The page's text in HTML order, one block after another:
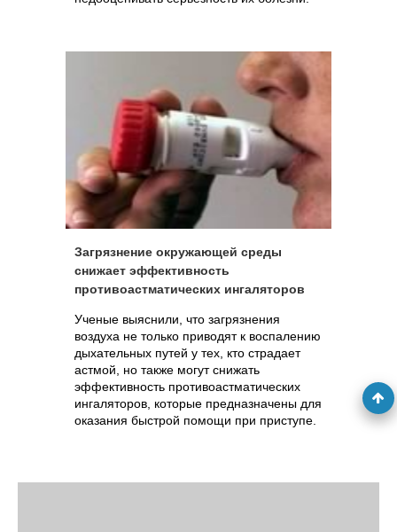
Загрязнение окружающей среды
снижает эффективность
противоастматических ингаляторов
Ученые выяснили, что загрязнения
воздуха не только приводят к воспалению
дыхательных путей у тех, кто страдает
астмой, но также могут снижать
эффективность противоастматических
ингаляторов, которые предназначены для
оказания быстрой помощи при приступе.